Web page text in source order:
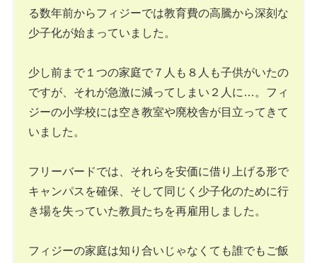
る数年前からフィジーでは教育費の高騰から深刻な
少子化が始まっていました。
少し前まで１つの家庭で７人も８人も子供がいたの
ですが、それが急激に減ってしまい２人に…。フィ
ジーの小学校には空き教室や廃校舎が目立ってきて
いました。
フリーバードでは、それらを安価に借り上げる形で
キャンパスを確保、そして同じく少子化のために行
き場を失っていた教員たちを再雇用しました。
フィジーの家庭は知り合いじゃなくても誰でもご飯